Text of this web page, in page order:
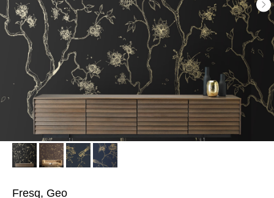
Fresq, Geo